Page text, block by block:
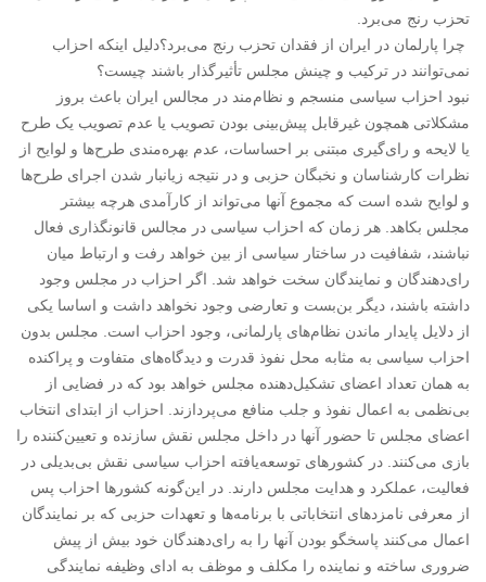
تحزب رنج می‌برد.
چرا پارلمان در ایران از فقدان تحزب رنج می‌برد؟دلیل اینکه احزاب
نمی‌توانند در ترکیب و چینش مجلس تأثیرگذار باشند چیست؟
نبود احزاب سیاسی منسجم و نظام‌مند در مجالس ایران باعث بروز
مشکلاتی همچون غیرقابل پیش‌بینی بودن تصویب یا عدم تصویب یک طرح
یا لایحه و رای‌گیری مبتنی بر احساسات، عدم بهره‌مندی طرح‌ها و لوایح از
نظرات کارشناسان و نخبگان حزبی و در نتیجه زیانبار شدن اجرای طرح‌ها
و لوایح شده است که مجموع آنها می‌تواند از کارآمدی هرچه بیشتر
مجلس بکاهد. هر زمان که احزاب سیاسی در مجالس قانونگذاری فعال
نباشند، شفافیت در ساختار سیاسی از بین خواهد رفت و ارتباط میان
رای‌دهندگان و نمایندگان سخت خواهد شد. اگر احزاب در مجلس وجود
داشته باشند، دیگر بن‌بست و تعارضی وجود نخواهد داشت و اساسا یکی
از دلایل پایدار ماندن نظام‌های پارلمانی، وجود احزاب است. مجلس بدون
احزاب سیاسی به مثابه محل نفوذ قدرت و دیدگاه‌های متفاوت و پراکنده
به همان تعداد اعضای تشکیل‌دهنده مجلس خواهد بود که در فضایی از
بی‌نظمی به اعمال نفوذ و جلب منافع می‌پردازند. احزاب از ابتدای انتخاب
اعضای مجلس تا حضور آنها در داخل مجلس نقش سازنده و تعیین‌کننده را
بازی می‌کنند. در کشورهای توسعه‌یافته احزاب سیاسی نقش بی‌بدیلی در
فعالیت، عملکرد و هدایت مجلس دارند. در این‌گونه کشورها احزاب پس
از معرفی نامزدهای انتخاباتی با برنامه‌ها و تعهدات حزبی که بر نمایندگان
اعمال می‌کنند پاسخگو بودن آنها را به رای‌دهندگان خود بیش از پیش
ضروری ساخته و نماینده را مکلف و موظف به ادای وظیفه نمایندگی